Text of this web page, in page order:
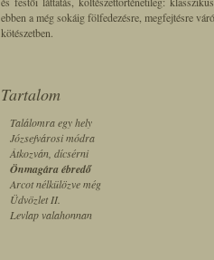
ebben a még sokáig fölfedezésre, megfejtésre
kötészetben.
Tartalom
Találomra egy hely
Józsefvárosi módra
Átkozván, dícsérni
Önmagára ébredő
Arcot nélkülözve még
Üdvözlet II.
Levlap valahonnan